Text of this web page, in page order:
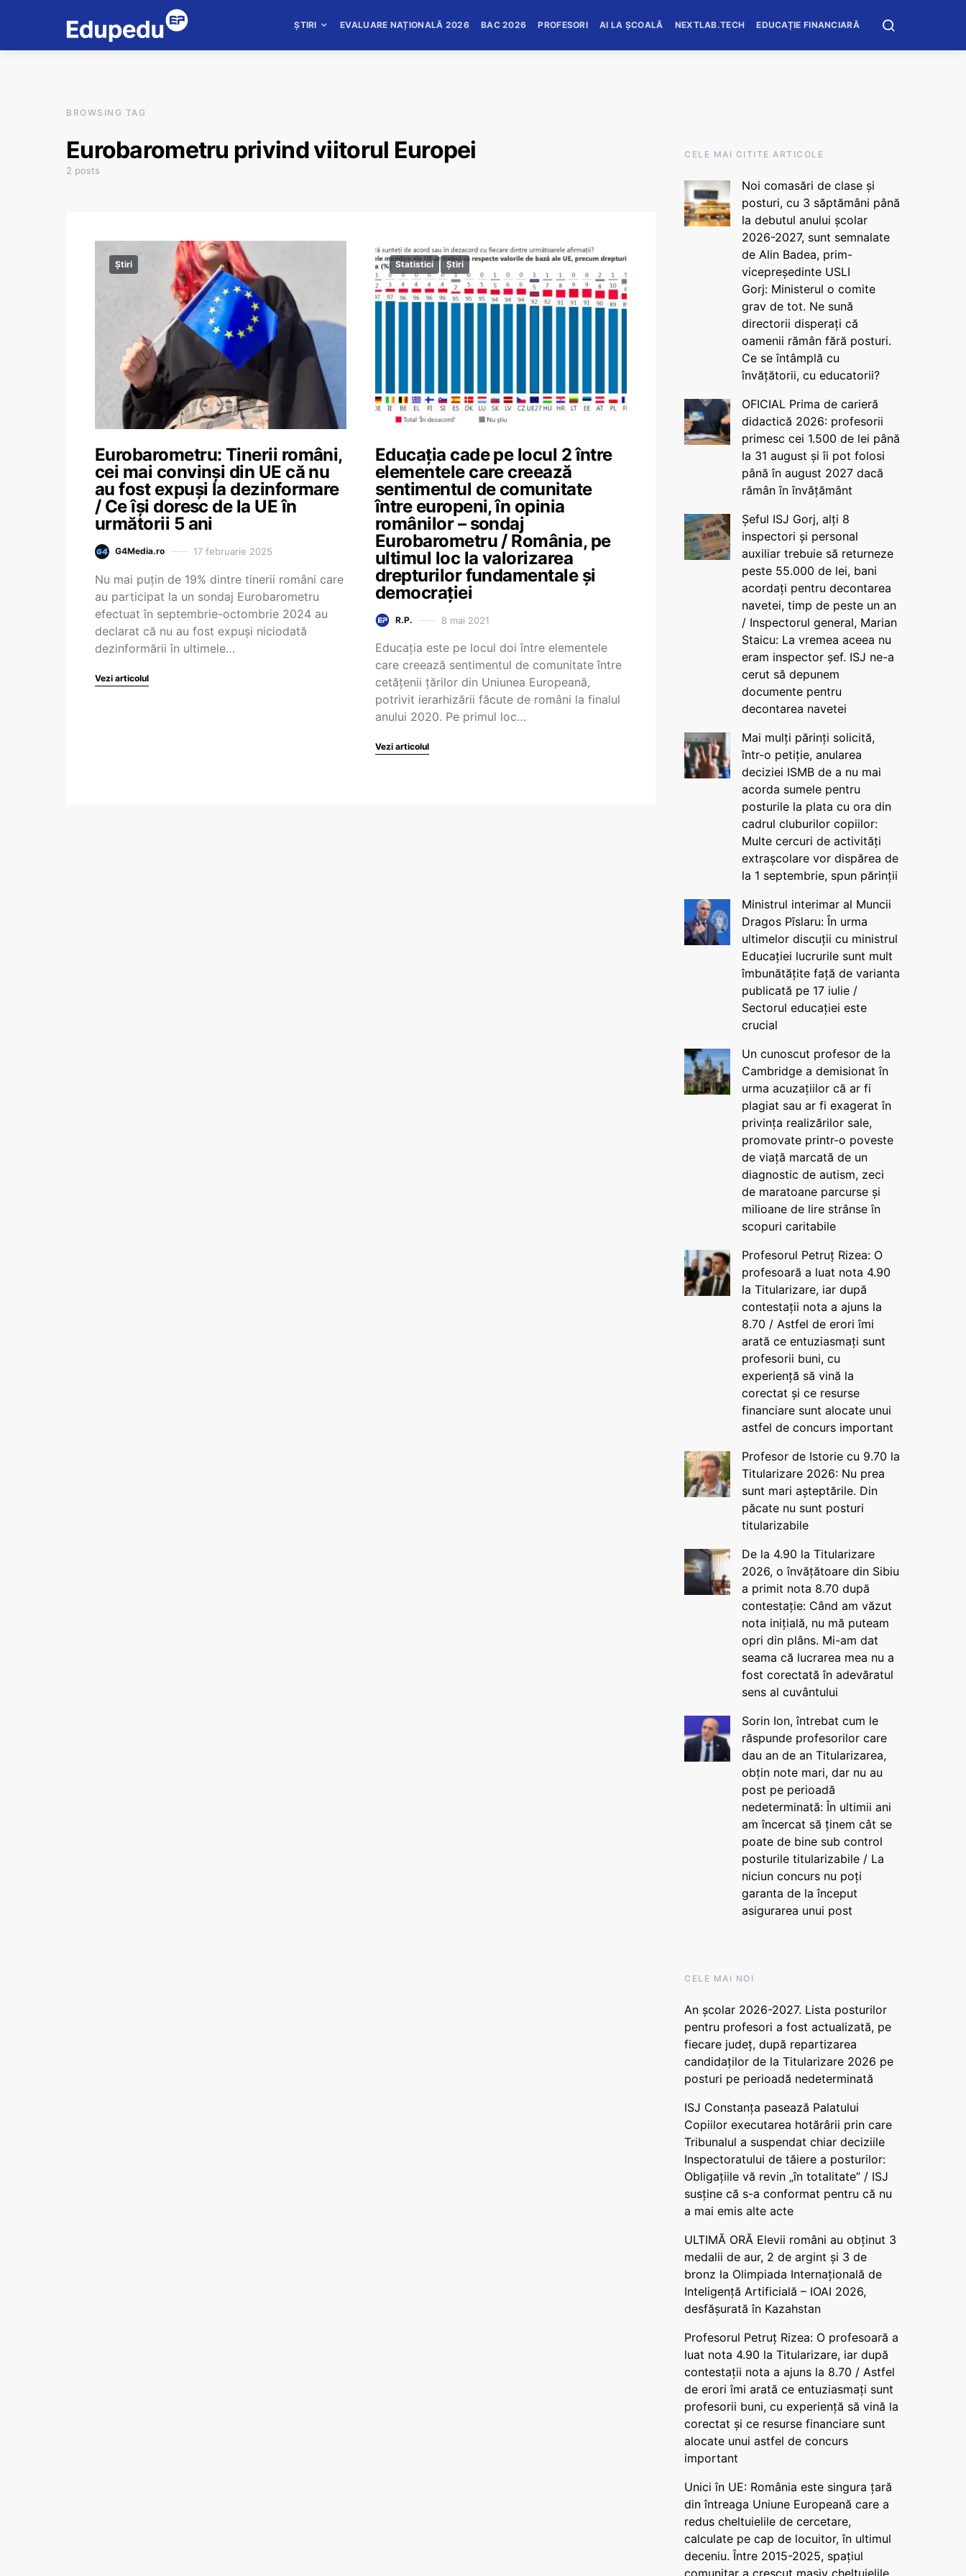
ȘTIRI EVALUARE NAȚIONALĂ 2026 BAC 2026 PROFESORI AI LA ȘCOALĂ NEXTLAB.TECH EDUCAȚIE FINANCIARĂ
BROWSING TAG
Eurobarometru privind viitorul Europei
2 posts
Știri
Eurobarometru: Tinerii români,
cei mai convinși din UE că nu
au fost expuși la dezinformare
/ Ce își doresc de la UE în
următorii 5 ani
G4Media.ro 17 februarie 2025
Nu mai puţin de 19% dintre tinerii români care
au participat la un sondaj Eurobarometru
efectuat în septembrie-octombrie 2024 au
declarat că nu au fost expuşi niciodată
dezinformării în ultimele…
Vezi articolul
Statistici Știri
Educația cade pe locul 2 între
elementele care creează
sentimentul de comunitate
între europeni, în opinia
românilor – sondaj
Eurobarometru / România, pe
ultimul loc la valorizarea
drepturilor fundamentale și
democrației
R.P. 8 mai 2021
Educația este pe locul doi între elementele
care creează sentimentul de comunitate între
cetățenii țărilor din Uniunea Europeană,
potrivit ierarhizării făcute de români la finalul
anului 2020. Pe primul loc…
Vezi articolul
CELE MAI CITITE ARTICOLE
Noi comasări de clase și
posturi, cu 3 săptămâni până
la debutul anului școlar
2026-2027, sunt semnalate
de Alin Badea, prim-
vicepreședinte USLI
Gorj: Ministerul o comite
grav de tot. Ne sună
directorii disperați că
oamenii rămân fără posturi.
Ce se întâmplă cu
învățătorii, cu educatorii?
OFICIAL Prima de carieră
didactică 2026: profesorii
primesc cei 1.500 de lei până
la 31 august și îi pot folosi
până în august 2027 dacă
rămân în învățământ
Șeful ISJ Gorj, alți 8
inspectori și personal
auxiliar trebuie să returneze
peste 55.000 de lei, bani
acordați pentru decontarea
navetei, timp de peste un an
/ Inspectorul general, Marian
Staicu: La vremea aceea nu
eram inspector șef. ISJ ne-a
cerut să depunem
documente pentru
decontarea navetei
Mai mulți părinți solicită,
într-o petiție, anularea
deciziei ISMB de a nu mai
acorda sumele pentru
posturile la plata cu ora din
cadrul cluburilor copiilor:
Multe cercuri de activități
extrașcolare vor dispărea de
la 1 septembrie, spun părinții
Ministrul interimar al Muncii
Dragos Pîslaru: În urma
ultimelor discuții cu ministrul
Educației lucrurile sunt mult
îmbunătățite față de varianta
publicată pe 17 iulie /
Sectorul educației este
crucial
Un cunoscut profesor de la
Cambridge a demisionat în
urma acuzațiilor că ar fi
plagiat sau ar fi exagerat în
privința realizărilor sale,
promovate printr-o poveste
de viață marcată de un
diagnostic de autism, zeci
de maratoane parcurse și
milioane de lire strânse în
scopuri caritabile
Profesorul Petruț Rizea: O
profesoară a luat nota 4.90
la Titularizare, iar după
contestații nota a ajuns la
8.70 / Astfel de erori îmi
arată ce entuziasmați sunt
profesorii buni, cu
experiență să vină la
corectat și ce resurse
financiare sunt alocate unui
astfel de concurs important
Profesor de Istorie cu 9.70 la
Titularizare 2026: Nu prea
sunt mari așteptările. Din
păcate nu sunt posturi
titularizabile
De la 4.90 la Titularizare
2026, o învățătoare din Sibiu
a primit nota 8.70 după
contestație: Când am văzut
nota inițială, nu mă puteam
opri din plâns. Mi-am dat
seama că lucrarea mea nu a
fost corectată în adevăratul
sens al cuvântului
Sorin Ion, întrebat cum le
răspunde profesorilor care
dau an de an Titularizarea,
obțin note mari, dar nu au
post pe perioadă
nedeterminată: În ultimii ani
am încercat să ținem cât se
poate de bine sub control
posturile titularizabile / La
niciun concurs nu poți
garanta de la început
asigurarea unui post
CELE MAI NOI
An școlar 2026-2027. Lista posturilor
pentru profesori a fost actualizată, pe
fiecare județ, după repartizarea
candidaților de la Titularizare 2026 pe
posturi pe perioadă nedeterminată
ISJ Constanța pasează Palatului
Copiilor executarea hotărârii prin care
Tribunalul a suspendat chiar deciziile
Inspectoratului de tăiere a posturilor:
Obligațiile vă revin „în totalitate” / ISJ
susține că s-a conformat pentru că nu
a mai emis alte acte
ULTIMĂ ORĂ Elevii români au obținut 3
medalii de aur, 2 de argint și 3 de
bronz la Olimpiada Internațională de
Inteligență Artificială – IOAI 2026,
desfășurată în Kazahstan
Profesorul Petruț Rizea: O profesoară a
luat nota 4.90 la Titularizare, iar după
contestații nota a ajuns la 8.70 / Astfel
de erori îmi arată ce entuziasmați sunt
profesorii buni, cu experiență să vină la
corectat și ce resurse financiare sunt
alocate unui astfel de concurs
important
Unici în UE: România este singura țară
din întreaga Uniune Europeană care a
redus cheltuielile de cercetare,
calculate pe cap de locuitor, în ultimul
deceniu. Între 2015-2025, spațiul
comunitar a crescut masiv cheltuielile